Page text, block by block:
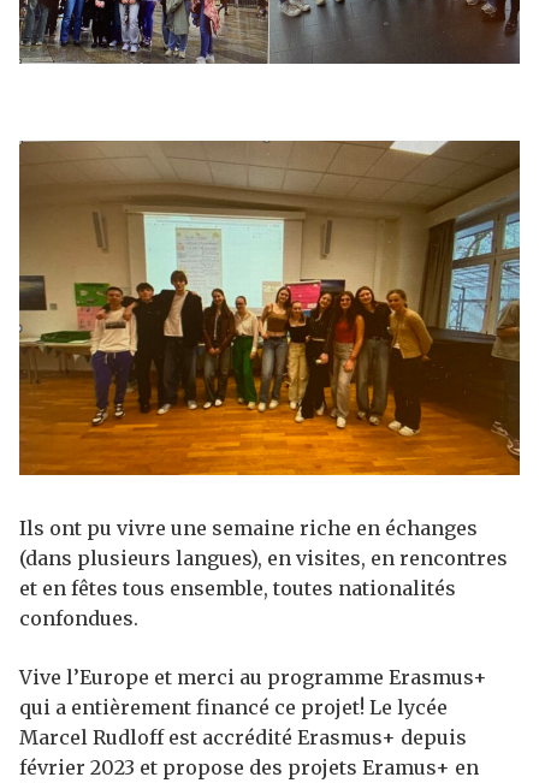
Ils ont pu vivre une semaine riche en échanges
(dans plusieurs langues), en visites, en rencontres
et en fêtes tous ensemble, toutes nationalités
confondues.
Vive l’Europe et merci au programme Erasmus+
qui a entièrement financé ce projet! Le lycée
Marcel Rudloff est accrédité Erasmus+ depuis
février 2023 et propose des projets Eramus+ en